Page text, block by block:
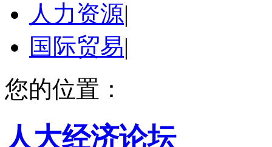
人力资源|
国际贸易|
您的位置：
人大经济论坛